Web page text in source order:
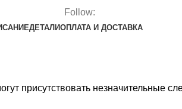
Follow:
ДЕТАЛИОПЛАТА И ДОСТАВКА
присутствовать незначительные